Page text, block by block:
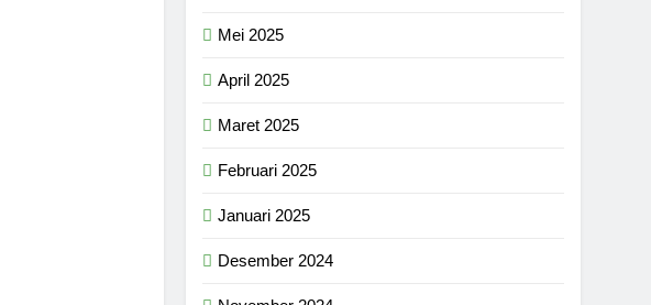
Mei 2025
April 2025
Maret 2025
Februari 2025
Januari 2025
Desember 2024